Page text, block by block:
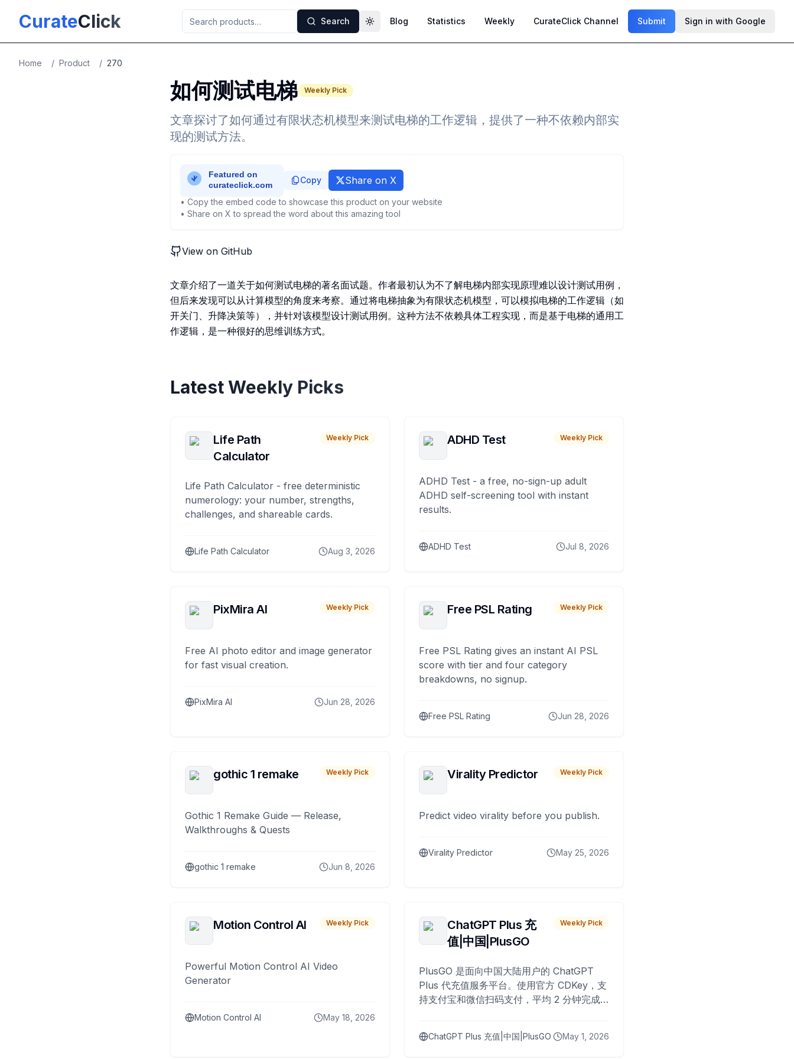
CurateClick Search Toggle theme
Blog Statistics Weekly CurateClick Channel Submit Sign in with Google
Home / Product / 270
如何测试电梯 Weekly Pick
文章探讨了如何通过有限状态机模型来测试电梯的工作逻辑，提供了一种不依赖内部实
现的测试方法。
Copy Share on X
• Copy the embed code to showcase this product on your website
• Share on X to spread the word about this amazing tool
View on GitHub
文章介绍了一道关于如何测试电梯的著名面试题。作者最初认为不了解电梯内部实现原理难以设计测试用例，
但后来发现可以从计算模型的角度来考察。通过将电梯抽象为有限状态机模型，可以模拟电梯的工作逻辑（如
开关门、升降决策等），并针对该模型设计测试用例。这种方法不依赖具体工程实现，而是基于电梯的通用工
作逻辑，是一种很好的思维训练方式。
Latest Weekly Picks
Life Path
Calculator
Weekly Pick
Life Path Calculator - free deterministic
numerology: your number, strengths,
challenges, and shareable cards.
Life Path Calculator Aug 3, 2026
ADHD Test Weekly Pick
ADHD Test - a free, no-sign-up adult
ADHD self-screening tool with instant
results.
ADHD Test Jul 8, 2026
PixMira AI Weekly Pick
Free AI photo editor and image generator
for fast visual creation.
PixMira AI Jun 28, 2026
Free PSL Rating Weekly Pick
Free PSL Rating gives an instant AI PSL
score with tier and four category
breakdowns, no signup.
Free PSL Rating Jun 28, 2026
gothic 1 remake Weekly Pick
Gothic 1 Remake Guide — Release,
Walkthroughs & Quests
gothic 1 remake Jun 8, 2026
Virality Predictor Weekly Pick
Predict video virality before you publish.
Virality Predictor May 25, 2026
Motion Control AI Weekly Pick
Powerful Motion Control AI Video
Generator
Motion Control AI May 18, 2026
ChatGPT Plus 充
值|中国|PlusGO
Weekly Pick
PlusGO 是面向中国大陆用户的 ChatGPT
Plus 代充值服务平台。使用官方 CDKey，支
持支付宝和微信扫码支付，平均 2 分钟完成
ChatGPT Plus 充值|中国|PlusGO May 1, 2026